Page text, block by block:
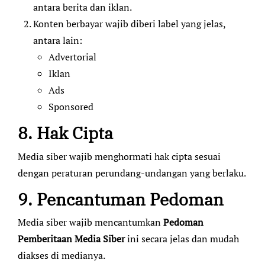
antara berita dan iklan.
Konten berbayar wajib diberi label yang jelas,
antara lain:
Advertorial
Iklan
Ads
Sponsored
8. Hak Cipta
Media siber wajib menghormati hak cipta sesuai
dengan peraturan perundang-undangan yang berlaku.
9. Pencantuman Pedoman
Media siber wajib mencantumkanPedoman
Pemberitaan Media Siberini secara jelas dan mudah
diakses di medianya.